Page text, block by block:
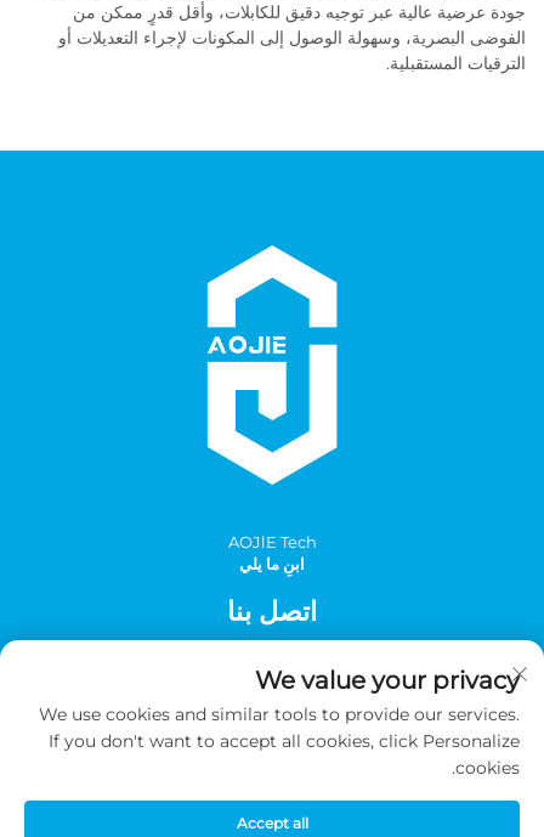
جودة عرضية عالية عبر توجيه دقيق للكابلات، وأقل قدرٍ ممكن من
الفوضى البصرية، وسهولة الوصول إلى المكونات لإجراء التعديلات أو
الترقيات المستقبلية.
AOJlE Tech
ابنِ ما يلي
اتصل بنا
مينغتشو الصناعية، مقاطعة تونغهوا، قوانغتشو، الصين
هاتف:+86-2036031688 داخلي 8048
البريد الإلكتروني:
We value your privacy
We use cookies and similar tools to provide our services.
If you don't want to accept all cookies, click Personalize
cookies.
Accept all